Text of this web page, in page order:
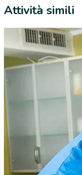
Attività simili